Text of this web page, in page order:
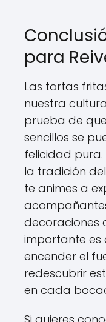
para
Las tortas
nuestra
prueba de
sencillos se
felicidad
la tradición
te animes a
decoraciones
importante es
encender el
redescubrir
en cada